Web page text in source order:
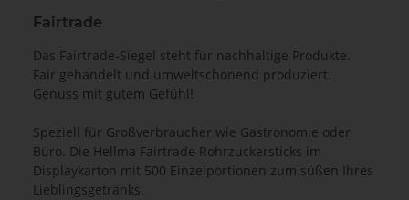
Fairtrade
Das Fairtrade-Siegel steht für nachhaltige Produkte.
Fair gehandelt und umweltschonend produziert.
Genuss mit gutem Gefühl!
Speziell für Großverbraucher wie Gastronomie oder
Büro. Die Hellma Fairtrade Rohrzuckersticks im
Displaykarton mit 500 Einzelportionen zum süßen Ihres
Lieblingsgetränks.